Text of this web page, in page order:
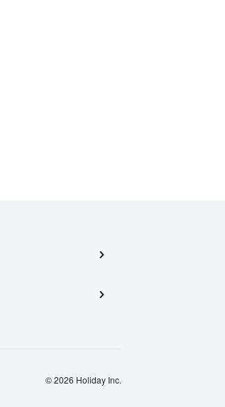
© 2026 Holiday Inc.